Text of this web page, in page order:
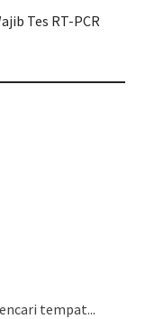
Tes RT-PCR
tempat...